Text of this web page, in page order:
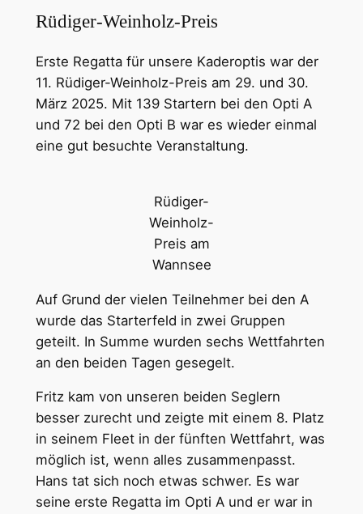
Rüdiger-Weinholz-Preis
Erste Regatta für unsere Kaderoptis war der
11. Rüdiger-Weinholz-Preis am 29. und 30.
März 2025. Mit 139 Startern bei den Opti A
und 72 bei den Opti B war es wieder einmal
eine gut besuchte Veranstaltung.
Rüdiger-
Weinholz-
Preis am
Wannsee
Auf Grund der vielen Teilnehmer bei den A
wurde das Starterfeld in zwei Gruppen
geteilt. In Summe wurden sechs Wettfahrten
an den beiden Tagen gesegelt.
Fritz kam von unseren beiden Seglern
besser zurecht und zeigte mit einem 8. Platz
in seinem Fleet in der fünften Wettfahrt, was
möglich ist, wenn alles zusammenpasst.
Hans tat sich noch etwas schwer. Es war
seine erste Regatta im Opti A und er war in